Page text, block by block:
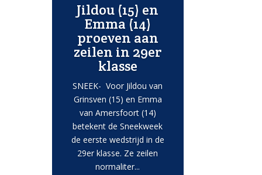
Jildou (15) en
Emma (14)
proeven aan
zeilen in 29er
klasse
SNEEK- Voor Jildou van
Grinsven (15) en Emma
van Amersfoort (14)
betekent de Sneekweek
de eerste wedstrijd in de
29er klasse. Ze zeilen
normaliter...